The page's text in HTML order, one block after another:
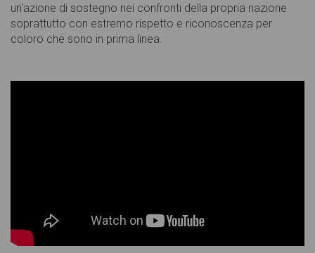
un'azione di sostegno nei confronti della propria nazione
soprattutto con estremo rispetto e riconoscenza per
coloro che sono in prima linea.